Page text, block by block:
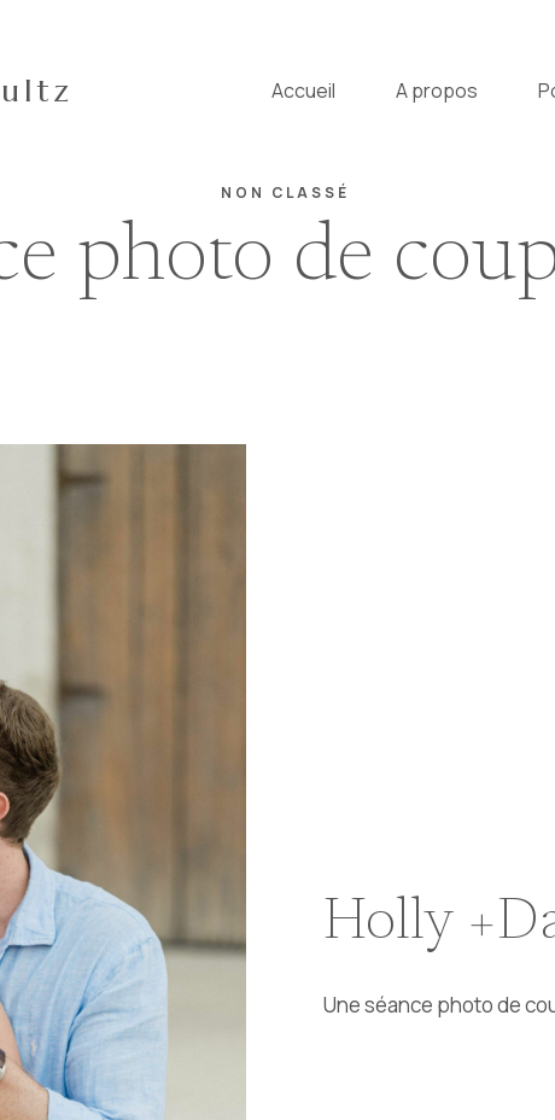
Accueil A propos
NON CLASSÉ
photo de
Holly
Une séance photo de